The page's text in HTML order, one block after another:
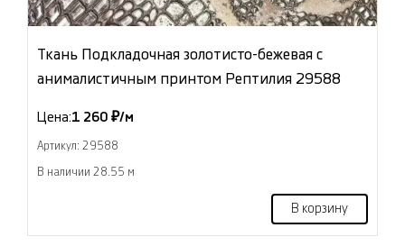
Ткань Подкладочная золотисто-бежевая с
анималистичным принтом Рептилия 29588
Цена:1 260 ₽/м
Артикул: 29588
В наличии 28.55 м
В корзину